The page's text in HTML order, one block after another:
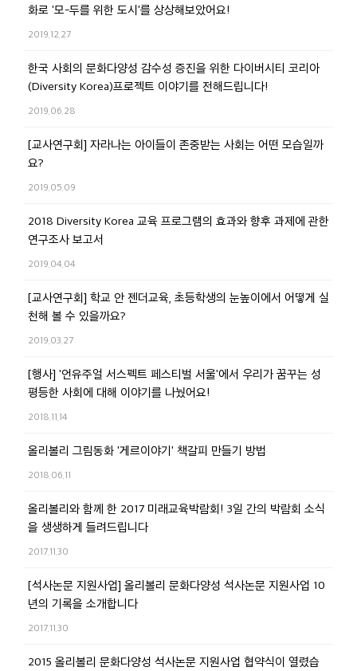
화로 '모-두를 위한 도시'를 상상해보았어요!
2019.12.27
한국 사회의 문화다양성 감수성 증진을 위한 다이버시티 코리아
(Diversity Korea)프로젝트 이야기를 전해드립니다!
2019.06.28
[교사연구회] 자라나는 아이들이 존중받는 사회는 어떤 모습일까
요?
2019.05.09
2018 Diversity Korea 교육 프로그램의 효과와 향후 과제에 관한
연구조사 보고서
2019.04.04
[교사연구회] 학교 안 젠더교육, 초등학생의 눈높이에서 어떻게 실
천해 볼 수 있을까요?
2019.03.27
[행사] '언유주얼 서스펙트 페스티벌 서울'에서 우리가 꿈꾸는 성
평등한 사회에 대해 이야기를 나눴어요!
2018.11.14
올리볼리 그림동화 '게르이야기' 책갈피 만들기 방법
2018.06.11
올리볼리와 함께 한 2017 미래교육박람회! 3일 간의 박람회 소식
을 생생하게 들려드립니다
2017.11.30
[석사논문 지원사업] 올리볼리 문화다양성 석사논문 지원사업 10
년의 기록을 소개합니다
2017.11.30
2015 올리볼리 문화다양성 석사논문 지원사업 협약식이 열렸습